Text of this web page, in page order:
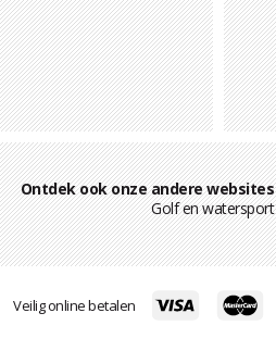
Ontdek ook onze andere websites
Golf en watersport
Veilig online betalen